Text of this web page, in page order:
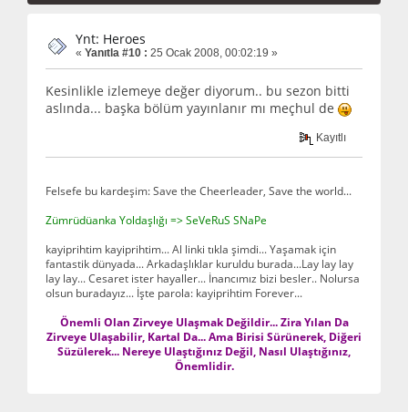
Ynt: Heroes
« Yanıtla #10 : 25 Ocak 2008, 00:02:19 »
Kesinlikle izlemeye değer diyorum.. bu sezon bitti
aslında... başka bölüm yayınlanır mı meçhul de
Kayıtlı
Felsefe bu kardeşim: Save the Cheerleader, Save the world...
Zümrüdüanka Yoldaşlığı => SeVeRuS SNaPe
kayiprihtim kayiprihtim... Al linki tıkla şimdi... Yaşamak için
fantastik dünyada... Arkadaşlıklar kuruldu burada...Lay lay lay
lay lay... Cesaret ister hayaller... İnancımız bizi besler.. Nolursa
olsun buradayız... İşte parola: kayiprihtim Forever...
Önemli Olan Zirveye Ulaşmak Değildir... Zira Yılan Da
Zirveye Ulaşabilir, Kartal Da... Ama Birisi Sürünerek, Diğeri
Süzülerek... Nereye Ulaştığınız Değil, Nasıl Ulaştığınız,
Önemlidir.